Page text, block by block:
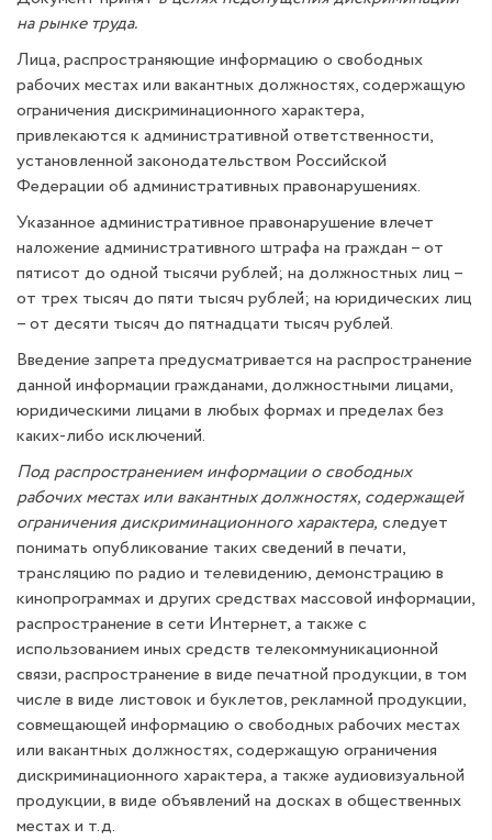
на рынке труда.
Лица, распространяющие информацию о свободных
рабочих местах или вакантных должностях, содержащую
ограничения дискриминационного характера,
привлекаются к административной ответственности,
установленной законодательством Российской
Федерации об административных правонарушениях.
Указанное административное правонарушение влечет
наложение административного штрафа на граждан – от
пятисот до одной тысячи рублей; на должностных лиц –
от трех тысяч до пяти тысяч рублей; на юридических лиц
– от десяти тысяч до пятнадцати тысяч рублей.
Введение запрета предусматривается на распространение
данной информации гражданами, должностными лицами,
юридическими лицами в любых формах и пределах без
каких-либо исключений.
Под распространением информации о свободных
рабочих местах или вакантных должностях, содержащей
ограничения дискриминационного характера, следует
понимать опубликование таких сведений в печати,
трансляцию по радио и телевидению, демонстрацию в
кинопрограммах и других средствах массовой информации,
распространение в сети Интернет, а также с
использованием иных средств телекоммуникационной
связи, распространение в виде печатной продукции, в том
числе в виде листовок и буклетов, рекламной продукции,
совмещающей информацию о свободных рабочих местах
или вакантных должностях, содержащую ограничения
дискриминационного характера, а также аудиовизуальной
продукции, в виде объявлений на досках в общественных
местах и т.д.